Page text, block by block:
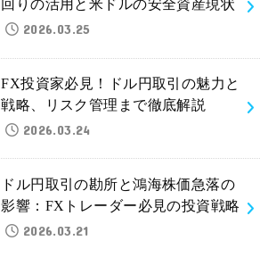
回りの活用と米ドルの安全資産現状
2026.03.25
FX投資家必見！ドル円取引の魅力と
戦略、リスク管理まで徹底解説
2026.03.24
ドル円取引の勘所と鴻海株価急落の
影響：FXトレーダー必見の投資戦略
2026.03.21